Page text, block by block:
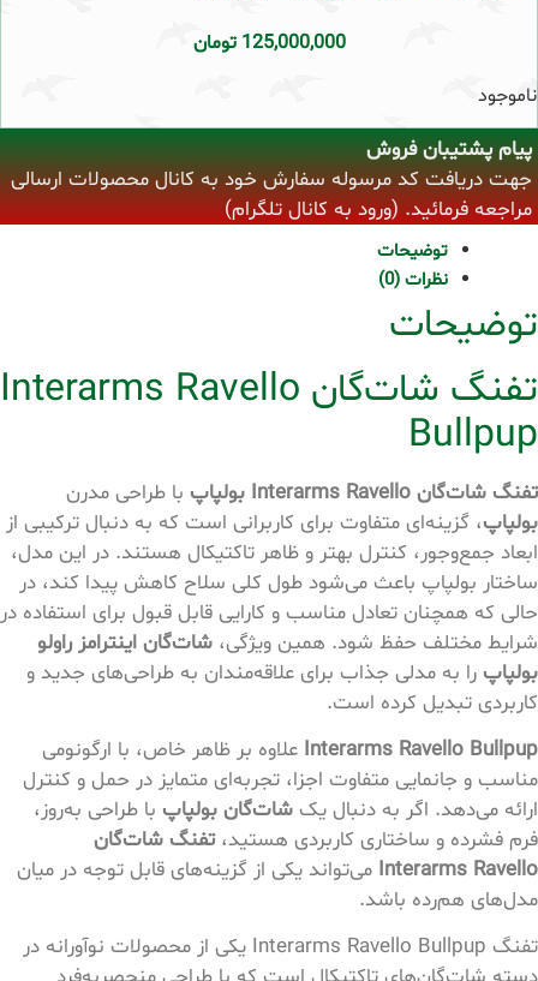
125,000,000 تومان
ناموجود
پیام پشتیبان فروش
جهت دریافت کد مرسوله سفارش خود به کانال محصولات ارسالی
مراجعه فرمائید. (ورود به کانال تلگرام)
توضیحات
نظرات (0)
توضیحات
تفنگ شات‌گان Interarms Ravello
Bullpup
تفنگ شات‌گان Interarms Ravello بولپاپ
با طراحی مدرن
بولپاپ، گزینه‌ای متفاوت برای کاربرانی است که به دنبال ترکیبی از
ابعاد جمع‌وجور، کنترل بهتر و ظاهر تاکتیکال هستند. در این مدل،
ساختار بولپاپ باعث می‌شود طول کلی سلاح کاهش پیدا کند، در
حالی که همچنان تعادل مناسب و کارایی قابل قبول برای استفاده در
شرایط مختلف حفظ شود. همین ویژگی، شات‌گان اینترامز راولو
بولپاپ را به مدلی جذاب برای علاقه‌مندان به طراحی‌های جدید و
کاربردی تبدیل کرده است.
Interarms Ravello Bullpup علاوه بر ظاهر خاص، با ارگونومی
مناسب و جانمایی متفاوت اجزا، تجربه‌ای متمایز در حمل و کنترل
ارائه می‌دهد. اگر به دنبال یک شات‌گان بولپاپ با طراحی به‌روز،
فرم فشرده و ساختاری کاربردی هستید،تفنگ شات‌گان
Interarms Ravello می‌تواند یکی از گزینه‌های قابل توجه در میان
مدل‌های هم‌رده باشد.
تفنگ Interarms Ravello Bullpup یکی از محصولات نوآورانه در